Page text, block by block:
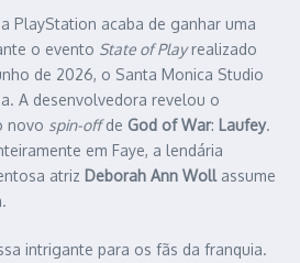
PlayStation acaba de ganhar uma
o evento State of Playrealizado
de 2026, o Santa Monica Studio
A desenvolvedora revelou o
novo spin-offde God of War: Laufey.
em Faye, a lendária
atriz Deborah Ann Wollassume
intrigante para os fãs da franquia.